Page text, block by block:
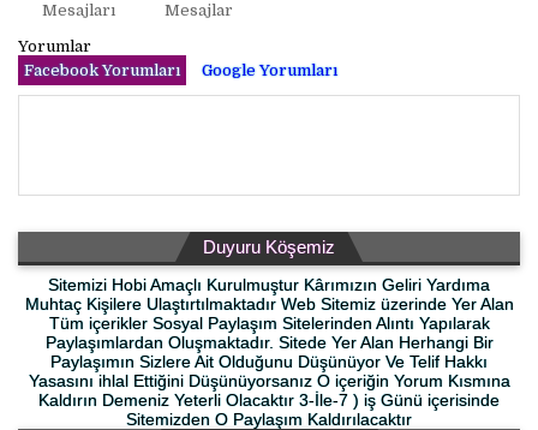
Mesajları
Mesajlar
Yorumlar
Facebook Yorumları
Google Yorumları
Duyuru Köşemiz
Sitemizi Hobi Amaçlı Kurulmuştur Kârımızın Geliri Yardıma
Muhtaç Kişilere Ulaştırtılmaktadır Web Sitemiz üzerinde Yer Alan
Tüm içerikler Sosyal Paylaşım Sitelerinden Alıntı Yapılarak
Paylaşımlardan Oluşmaktadır. Sitede Yer Alan Herhangi Bir
Paylaşımın Sizlere Ait Olduğunu Düşünüyor Ve Telif Hakkı
Yasasını ihlal Ettiğini Düşünüyorsanız O içeriğin Yorum Kısmına
Kaldırın Demeniz Yeterli Olacaktır 3-İle-7 ) iş Günü içerisinde
Sitemizden O Paylaşım Kaldırılacaktır